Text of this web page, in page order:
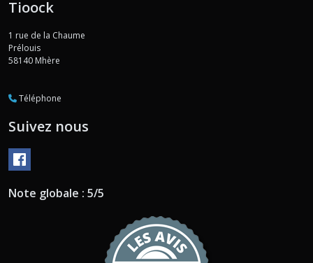
Tioock
1 rue de la Chaume
Prélouis
58140 Mhère
Téléphone
Suivez nous
Note globale : 5/5